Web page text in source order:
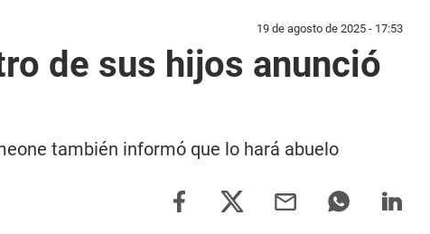
19 de agosto de 2025 - 17:53
de sus hijos anunció
también informó que lo hará abuelo